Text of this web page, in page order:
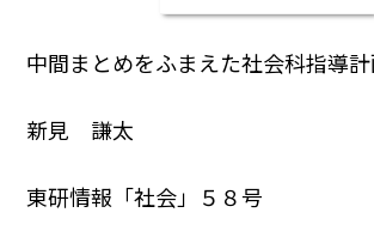
中間まとめをふまえた社会科指導
新見 謙太
東研情報「社会」５８号